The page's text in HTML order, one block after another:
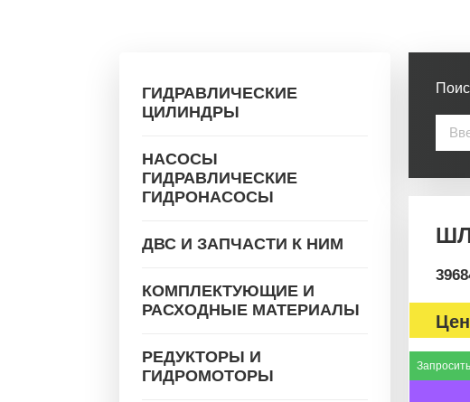
ГИДРАВЛИЧЕСКИЕ
ЦИЛИНДРЫ
НАСОСЫ
ГИДРАВЛИЧЕСКИЕ
ГИДРОНАСОСЫ
ДВС И ЗАПЧАСТИ К НИМ
КОМПЛЕКТУЮЩИЕ И
РАСХОДНЫЕ МАТЕРИАЛЫ
РЕДУКТОРЫ И
ГИДРОМОТОРЫ